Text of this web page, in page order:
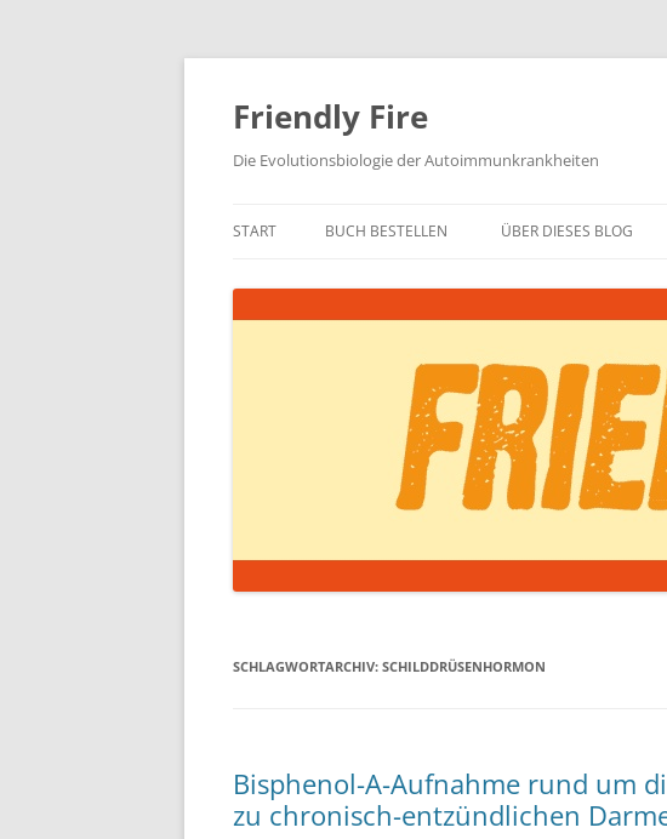
Zum
springen
Friendly Fire
Die Evolutionsbiologie der Autoimmunkrankheiten
START BUCH BESTELLEN ÜBER DIESES BLOG
SCHLAGWORTARCHIV: SCHILDDRÜSENHORMON
Bisphenol-A-Aufnahme rund um
zu chronisch-entzündlichen